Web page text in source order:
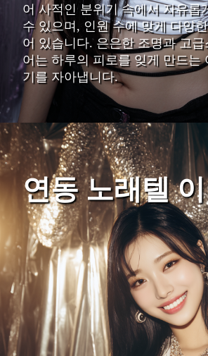
어 사적인 분위기 속에서 자유롭
수 있으며, 인원 수에 맞게 다양
어 있습니다. 은은한 조명과 고
어는 하루의 피로를 잊게 만드는
기를 자아냅니다.
연동 노래텔